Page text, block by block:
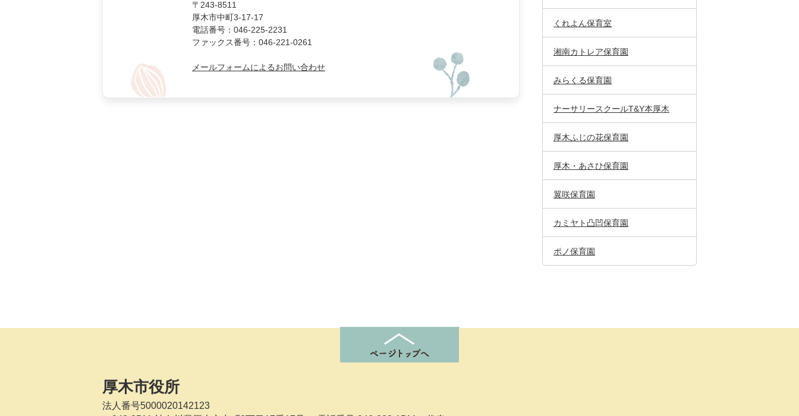
〒243-8511
厚木市中町3-17-17
電話番号：046-225-2231
ファックス番号：046-221-0261
メールフォームによるお問い合わせ
くれよん保育室
湘南カトレア保育園
みらくる保育園
ナーサリースクールT&Y本厚木
厚木ふじの花保育園
厚木・あさひ保育園
翼咲保育園
カミヤト凸凹保育園
ポノ保育園
厚木市役所
法人番号5000020142123